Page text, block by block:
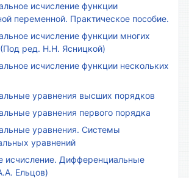
исчисление функции
переменной. Практическое пособие.
исчисление функции многих
ред. Н.Н. Ясницкой)
исчисление функции нескольких
уравнения высших порядков
уравнения первого порядка
уравнения. Системы
уравнений
исчисление. Дифференциальные
Ельцов)